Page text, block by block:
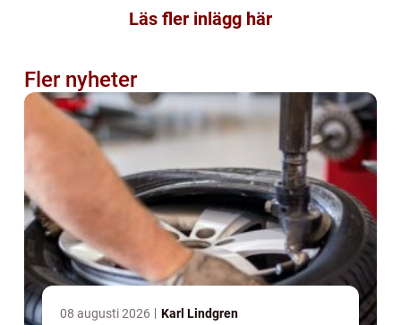
Läs fler inlägg här
Fler nyheter
08 augusti 2026 Karl Lindgren